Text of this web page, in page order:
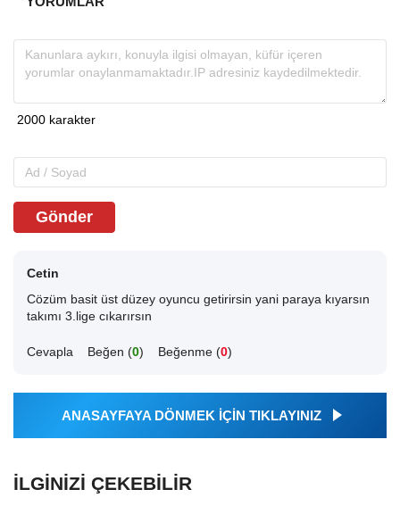
Gönder
Cetin
Cözüm basit üst düzey oyuncu getirirsin yani paraya kıyarsın
takımı 3.lige cıkarırsın
Cevapla Beğen (0) Beğenme (0)
ANASAYFAYA DÖNMEK İÇİN TIKLAYINIZ
İLGINIZI ÇEKEBILIR